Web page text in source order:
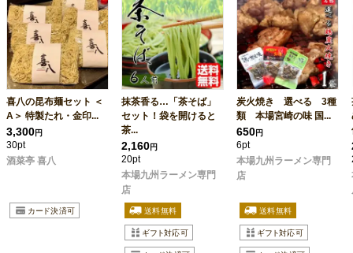
喜八の昆布麺セット ＜
A＞ 特製たれ・金印...
3,300円
30pt
酒菜亭 喜八
抹茶香る…「茶そば」
セット！袋を開けると
茶...
2,160円
20pt
本場九州ラーメン専門
店
炭火焼き 選べる 3種
類 本場宮崎の味 国...
650円
6pt
本場九州ラーメン専門
店